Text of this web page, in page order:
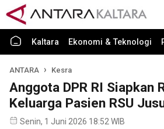
Kaltara Ekonomi & Teknologi
ANTARA Kesra
Anggota DPR RI Siapkan
Keluarga Pasien RSU
Senin, 1 Juni 2026 18:52 WIB